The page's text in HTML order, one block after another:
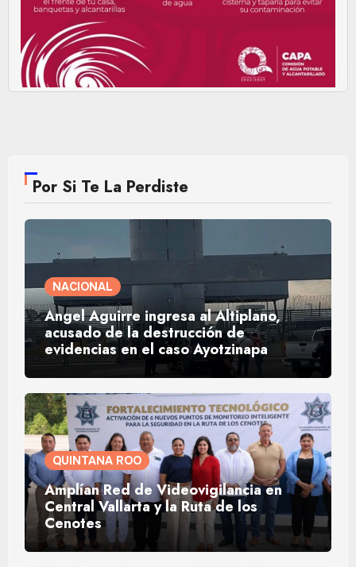
Por Si Te La Perdiste
NACIONAL
Ángel Aguirre ingresa al Altiplano,
acusado de la destrucción de
evidencias en el caso Ayotzinapa
QUINTANA ROO
Amplían Red de Videovigilancia en
Central Vallarta y la Ruta de los
Cenotes